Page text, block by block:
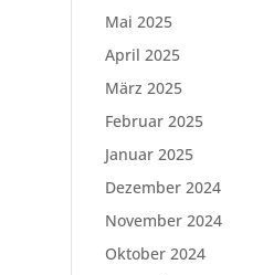
Mai 2025
April 2025
März 2025
Februar 2025
Januar 2025
Dezember 2024
November 2024
Oktober 2024